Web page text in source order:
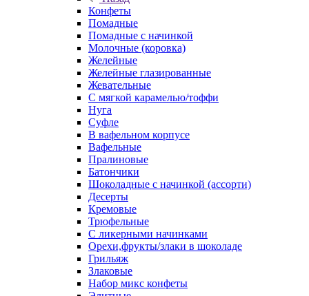
Конфеты
Помадные
Помадные с начинкой
Молочные (коровка)
Желейные
Желейные глазированные
Жевательные
С мягкой карамелью/тоффи
Нуга
Суфле
В вафельном корпусе
Вафельные
Пралиновые
Батончики
Шоколадные с начинкой (ассорти)
Десерты
Кремовые
Трюфельные
С ликерными начинками
Орехи,фрукты/злаки в шоколаде
Грильяж
Злаковые
Набор микс конфеты